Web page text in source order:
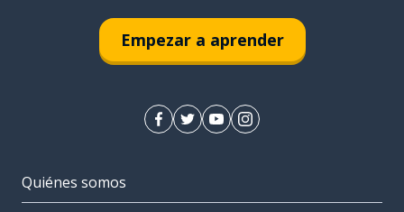
Empezar a aprender
Quiénes somos